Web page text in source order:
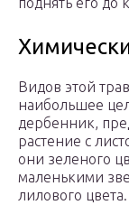
Видов этой
наибольшее
дербенник,
растение с
они зеленого
маленькими
лилового цвета.